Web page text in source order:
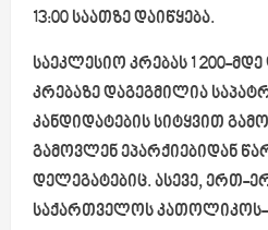
13:00 საათზე დაიწყება.
საეკლესიო კრებას 1 200-
კრებაზე დაგეგმილია
კანდიდატების სიტყვით
გამოვლენ ეპარქიებიდან
დელეგატებიც. ასევე, ერთ-
საქართველოს კათოლიკოს-